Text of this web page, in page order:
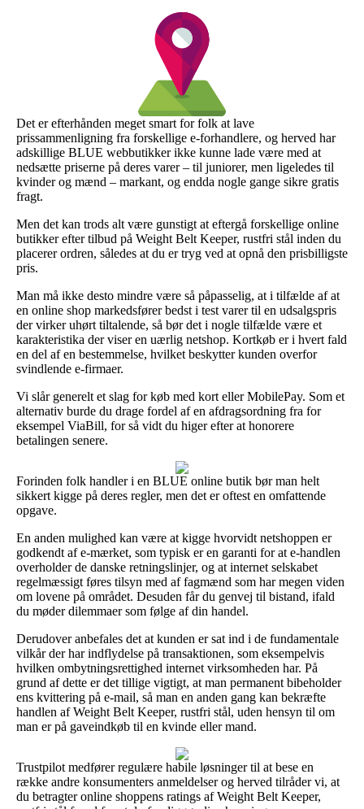
Det er efterhånden meget smart for folk at lave
prissammenligning fra forskellige e-forhandlere, og herved har
adskillige BLUE webbutikker ikke kunne lade være med at
nedsætte priserne på deres varer – til juniorer, men ligeledes til
kvinder og mænd – markant, og endda nogle gange sikre gratis
fragt.
Men det kan trods alt være gunstigt at eftergå forskellige online
butikker efter tilbud på Weight Belt Keeper, rustfri stål inden du
placerer ordren, således at du er tryg ved at opnå den prisbilligste
pris.
Man må ikke desto mindre være så påpasselig, at i tilfælde af at
en online shop markedsfører bedst i test varer til en udsalgspris
der virker uhørt tiltalende, så bør det i nogle tilfælde være et
karakteristika der viser en uærlig netshop. Kortkøb er i hvert fald
en del af en bestemmelse, hvilket beskytter kunden overfor
svindlende e-firmaer.
Vi slår generelt et slag for køb med kort eller MobilePay. Som et
alternativ burde du drage fordel af en afdragsordning fra for
eksempel ViaBill, for så vidt du higer efter at honorere
betalingen senere.
Forinden folk handler i en BLUE online butik bør man helt
sikkert kigge på deres regler, men det er oftest en omfattende
opgave.
En anden mulighed kan være at kigge hvorvidt netshoppen er
godkendt af e-mærket, som typisk er en garanti for at e-handlen
overholder de danske retningslinjer, og at internet selskabet
regelmæssigt føres tilsyn med af fagmænd som har megen viden
om lovene på området. Desuden får du genvej til bistand, ifald
du møder dilemmaer som følge af din handel.
Derudover anbefales det at kunden er sat ind i de fundamentale
vilkår der har indflydelse på transaktionen, som eksempelvis
hvilken ombytningsrettighed internet virksomheden har. På
grund af dette er det tillige vigtigt, at man permanent bibeholder
ens kvittering på e-mail, så man en anden gang kan bekræfte
handlen af Weight Belt Keeper, rustfri stål, uden hensyn til om
man er på gaveindkøb til en kvinde eller mand.
Trustpilot medfører regulære habile løsninger til at bese en
række andre konsumenters anmeldelser og herved tilråder vi, at
du betragter online shoppens ratings af Weight Belt Keeper,